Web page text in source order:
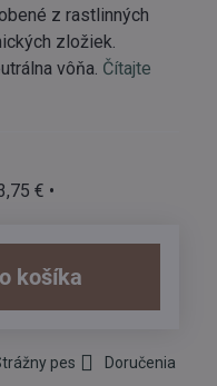
z rastlinných
zložiek.
vôňa. Čítajte
€ •
Do košíka
pes Doručenia